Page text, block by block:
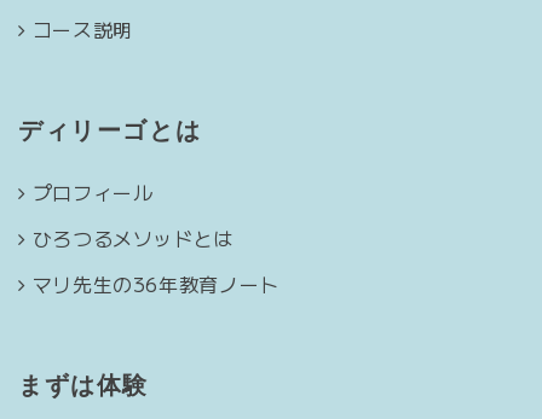
コース説明
ディリーゴとは
プロフィール
ひろつるメソッドとは
マリ先生の36年教育ノート
まずは体験